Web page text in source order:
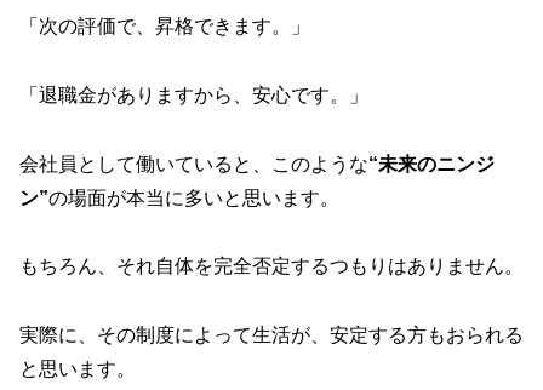
「次の評価で、昇格できます。」
「退職金がありますから、安心です。」
会社員として働いていると、このような“未来のニンジ
ン”の場面が本当に多いと思います。
もちろん、それ自体を完全否定するつもりはありません。
実際に、その制度によって生活が、安定する方もおられる
と思います。